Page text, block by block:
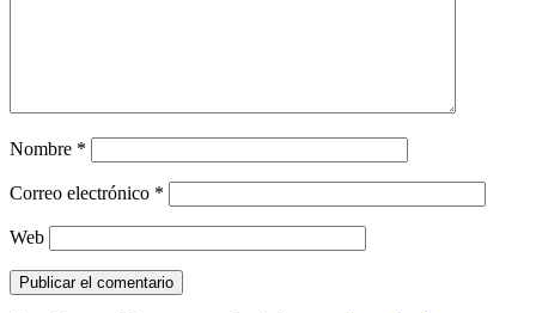
Nombre *
Correo electrónico *
Web